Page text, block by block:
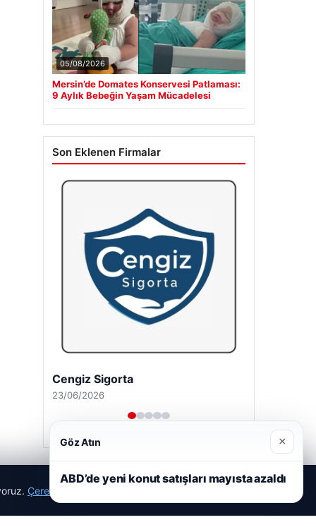
05/08/2026
Mersin’de Domates Konservesi Patlaması:
9 Aylık Bebeğin Yaşam Mücadelesi
Son Eklenen Firmalar
Cengiz Sigorta
23/06/2026
Çerez Politikamız
Göz Atın ×
ABD’de yeni konut satışları mayısta azaldı